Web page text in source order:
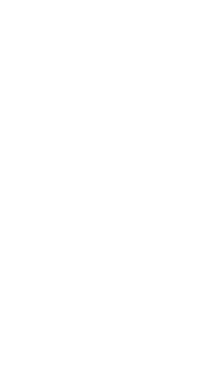
Arbeitsweise
aus.